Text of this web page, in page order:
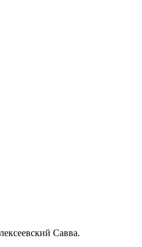
Савва.